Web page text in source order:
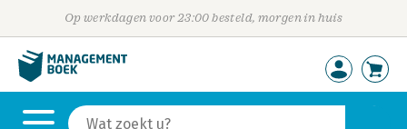
Op werkdagen voor 23:00 besteld, morgen in huis